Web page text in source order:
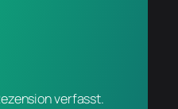
verfasst.